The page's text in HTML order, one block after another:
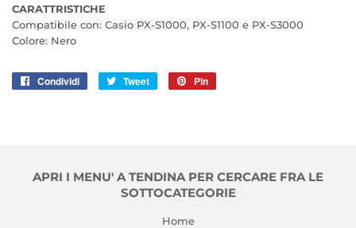
CARATTRISTICHE
Compatibile con: Casio PX-S1000, PX-S1100 e PX-S3000
Colore: Nero
Condividi
CondividiTweet
Twitta
Pin
APRI I MENU' A TENDINA PER CERCARE FRA LE
SOTTOCATEGORIE
Home